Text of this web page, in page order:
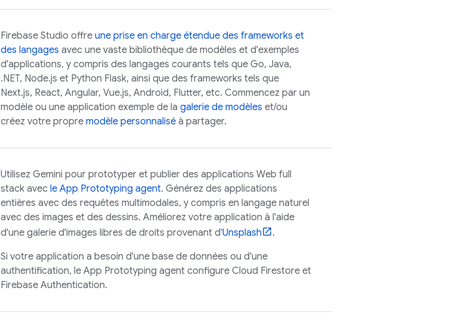
Firebase Studio offre une prise en charge étendue des frameworks et
des langages avec une vaste bibliothèque de modèles et d'exemples
d'applications, y compris des langages courants tels que Go, Java,
.NET, Node.js et Python Flask, ainsi que des frameworks tels que
Next.js, React, Angular, Vue.js, Android, Flutter, etc. Commencez par un
modèle ou une application exemple de la galerie de modèles et/ou
créez votre propre modèle personnalisé à partager.
Utilisez Gemini pour prototyper et publier des applications Web full
stack avec le App Prototyping agent. Générez des applications
entières avec des requêtes multimodales, y compris en langage naturel
avec des images et des dessins. Améliorez votre application à l'aide
d'une galerie d'images libres de droits provenant d'Unsplash
.
Si votre application a besoin d'une base de données ou d'une
authentification, le App Prototyping agent configure Cloud Firestore et
Firebase Authentication.